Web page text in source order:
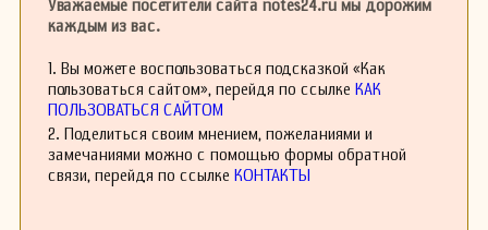
Уважаемые посетители сайта notes24.ru мы дорожим
каждым из вас.
1. Вы можете воспользоваться подсказкой «Как
пользоваться сайтом», перейдя по ссылке КАК
ПОЛЬЗОВАТЬСЯ САЙТОМ
2. Поделиться своим мнением, пожеланиями и
замечаниями можно с помощью формы обратной
связи, перейдя по ссылке КОНТАКТЫ